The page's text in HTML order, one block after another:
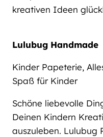
kreativen Ideen
Lulubug Handmade
Kinder Papeterie,
Spaß für Kinder
Schöne liebevolle
Deinen Kindern
auszuleben. Lulubug